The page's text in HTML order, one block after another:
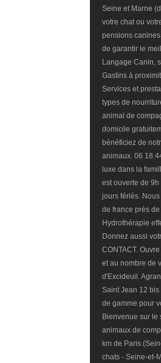
Seine et Marne
votre chat ou
pensions
de garantir le
Langage Canin,
Gastins à
Services et
types de
animal de
domicile
bénéficiez de
animaux. 06 18
luxe dans la
est ouverte de
jours fériés.
de france près
Hydrothérapie
Donnez aussi
CONTACT.
et au nombre de
d'Excideuil.
Saint Jean 12
de gamme pour
Bienvenue sur
animaux de
km de Paris
chats - Seine-et-